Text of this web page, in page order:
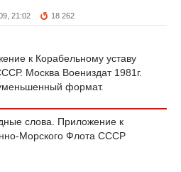
21:02 18 262
к Корабельному уставу
Москва Воениздат 1981г.
формат.
слова. Приложение к
Морского Флота СССР